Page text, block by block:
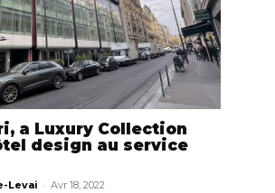
a Luxury Collection
design au service
Levai - Avr 18, 2022